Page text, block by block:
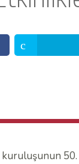
kuruluşunun